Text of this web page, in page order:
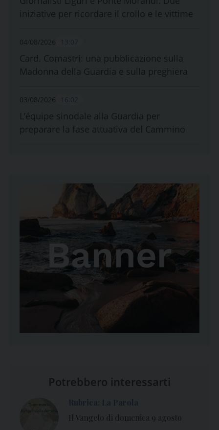
iniziative per ricordare il crollo e le vittime
04/08/2026
Card. Comastri: una pubblicazione sulla
Madonna della Guardia e sulla preghiera
03/08/2026
L’équipe sinodale alla Guardia per
preparare la fase attuativa del Cammino
Potrebbero interessarti
Il Vangelo di domenica 9 agosto